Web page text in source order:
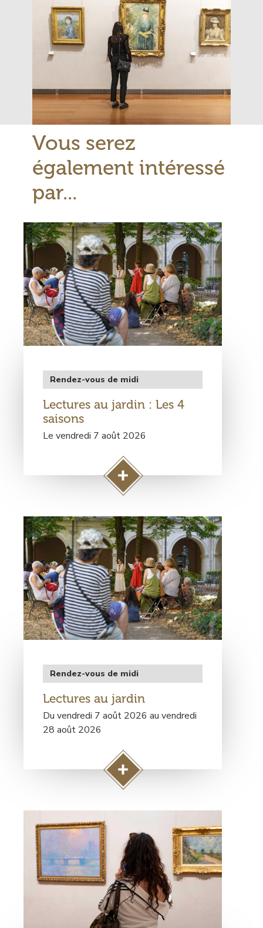
Vous serez
également intéressé
par...
Visuel
principal
Type
de
rendez-
vous
Rendez-vous de midi
Lectures au jardin : Les 4
saisons
Le vendredi 7 août 2026
A
c
é
d
e
r
à
l
a
p
a
e
L
e
t
r
e
s
a
u
d
i
n
:
L
Visuel
principal
Type
de
rendez-
Rendez-vous de midi
Lectures au jardin
Du vendredi 7 août 2026 au vendredi
28 août 2026
A
c
e
r
à
l
a
p
principal